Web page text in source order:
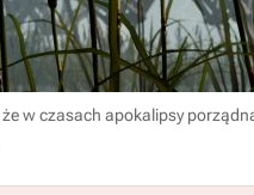
w czasach apokalipsy